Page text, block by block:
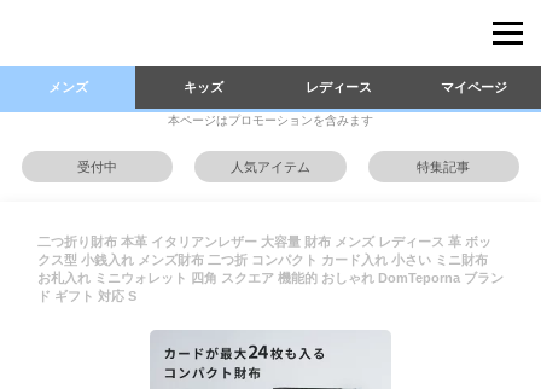
メンズ キッズ レディース マイページ
本ページはプロモーションを含みます
受付中 人気アイテム 特集記事
二つ折り財布 本革 イタリアンレザー 大容量 財布 メンズ レディース 革 ボッ
クス型 小銭入れ メンズ財布 二つ折 コンパクト カード入れ 小さい ミニ財布
お札入れ ミニウォレット 四角 スクエア 機能的 おしゃれ DomTeporna ブラン
ド ギフト 対応 S